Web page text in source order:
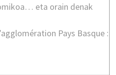
eta orain denak
Pays Basque :